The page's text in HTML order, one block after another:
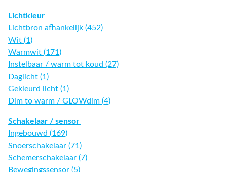
Lichtkleur
Lichtbron afhankelijk (452)
Wit (1)
Warmwit (171)
Instelbaar / warm tot koud (27)
Daglicht (1)
Gekleurd licht (1)
Dim to warm / GLOWdim (4)
Schakelaar / sensor
Ingebouwd (169)
Snoerschakelaar (71)
Schemerschakelaar (7)
Bewegingssensor (5)